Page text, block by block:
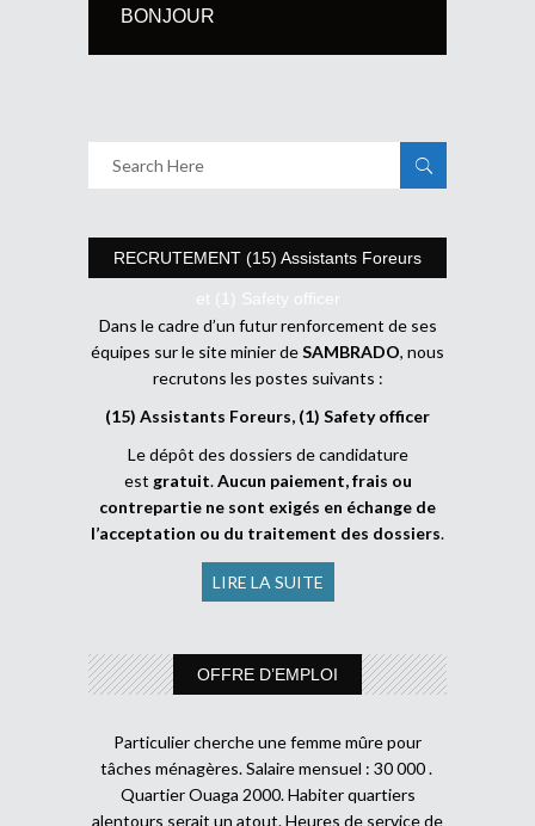
BONJOUR
RECRUTEMENT (15) Assistants Foreurs
et (1) Safety officer
Dans le cadre d’un futur renforcement de ses
équipes sur le site minier deSAMBRADO, nous
recrutons les postes suivants :
(15) Assistants Foreurs, (1) Safety officer
Le dépôt des dossiers de candidature
est gratuit.Aucun paiement, frais ou
contrepartie ne sont exigés en échange de
l’acceptation ou du traitement des dossiers.
LIRE LA SUITE
OFFRE D’EMPLOI
Particulier cherche une femme mûre pour
tâches ménagères. Salaire mensuel : 30 000 .
Quartier Ouaga 2000. Habiter quartiers
alentours serait un atout. Heures de service de